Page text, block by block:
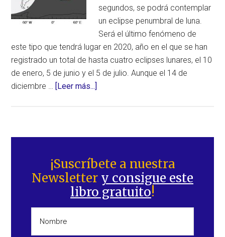
segundos, se podrá contemplar
un eclipse penumbral de luna.
Será el último fenómeno de
este tipo que tendrá lugar en 2020, año en el que se han
registrado un total de hasta cuatro eclipses lunares, el 10
de enero, 5 de junio y el 5 de julio. Aunque el 14 de
diciembre … [Leer más...]
de
la
noche
del
lateral
principal
¡Suscríbete a nuestra
Newsletter y consigue este
libro gratuito!